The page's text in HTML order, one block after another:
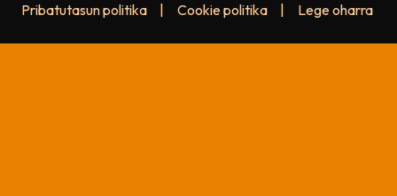
Pribatutasun politika Cookie politika Lege oharra